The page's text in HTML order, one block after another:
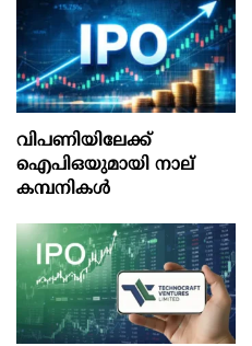
വിപണിയിലേക്ക്
ഐപിഒയുമായി നാല്
കമ്പനികൾ